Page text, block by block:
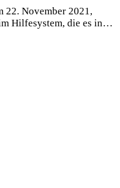
22. November 2021,
Hilfesystem, die es in…